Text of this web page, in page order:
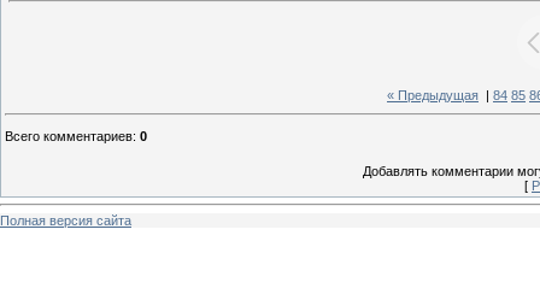
« Предыдущая 84 85
Всего комментариев: 0
Добавлять комментарии
[
Полная версия сайта